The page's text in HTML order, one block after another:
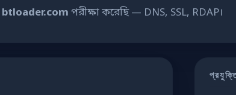
btloader.com পরীক্ষা করেছি — DNS, SSL, RDAP।